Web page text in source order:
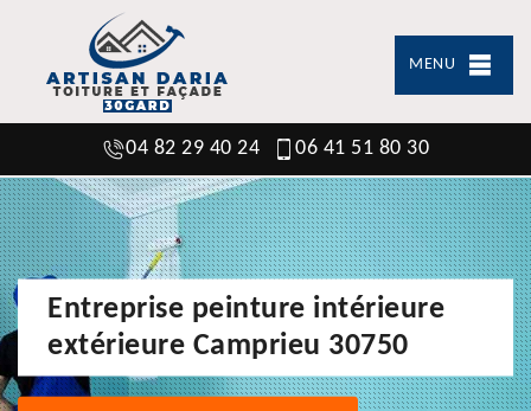
MENU
04 82 29 40 24 06 41 51 80 30
Entreprise peinture intérieure
extérieure Camprieu 30750